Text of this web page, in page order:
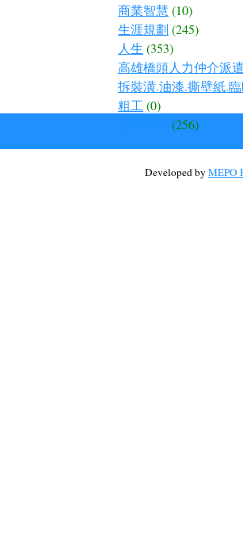
商業智慧 (10)
生涯規劃 (245)
人生 (353)
高雄橋頭人力仲介派
拆裝潢.油漆.撕壁紙.
粗工 (0)
(256)
Developed by MEPO